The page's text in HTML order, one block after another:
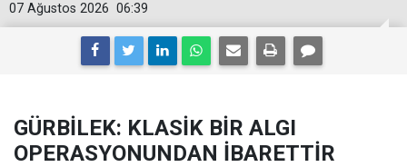
06:39
07 Ağustos 2026
GÜRBİLEK: KLASİK BİR ALGI
OPERASYONUNDAN İBARETTİR